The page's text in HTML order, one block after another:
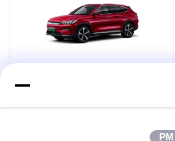
مقاعد SUV